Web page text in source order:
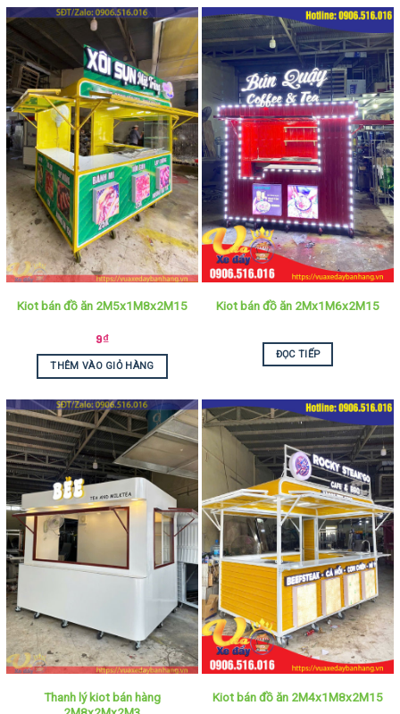
Kiot bán đồ ăn 2M5x1M8x2M15
9₫
THÊM VÀO GIỎ HÀNG
Kiot bán đồ ăn 2Mx1M6x2M15
ĐỌC TIẾP
Thanh lý kiot bán hàng
Kiot bán đồ ăn 2M4x1M8x2M15